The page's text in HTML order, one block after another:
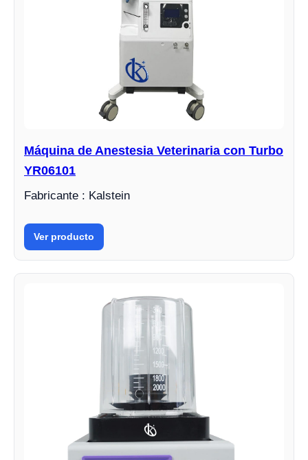
Máquina de Anestesia Veterinaria con Turbo
YR06101
Fabricante : Kalstein
Ver producto